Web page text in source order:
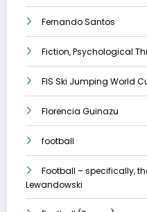
Fernando Santos
Fiction, Psychological
FIS Ski Jumping World
Florencia Guinazu
football
Football – specifically,
Lewandowski